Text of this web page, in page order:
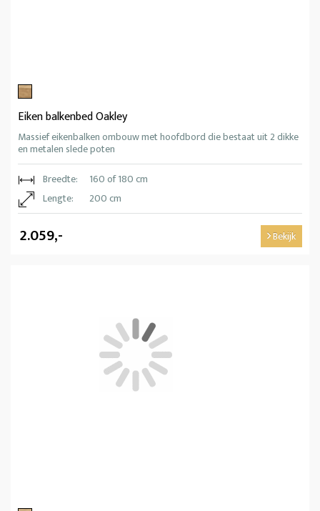
Eiken balkenbed Oakley
Massief eikenbalken ombouw met hoofdbord die bestaat uit 2 dikke
en metalen slede poten
Breedte:
160 of 180 cm
Lengte:
200 cm
2.059,- Bekijk